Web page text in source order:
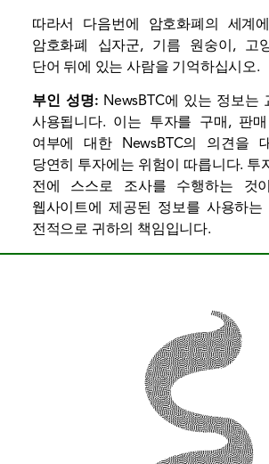
따라서 다음번에 암호화폐의 세계
암호화폐 십자군, 기름 원숭이, 고
단어 뒤에 있는 사람을 기억하십시오.
부인 성명: NewsBTC에 있는 정보는
사용됩니다. 이는 투자를 구매, 판
여부에 대한 NewsBTC의 의견을
당연히 투자에는 위험이 따릅니다. 투
전에 스스로 조사를 수행하는 것
웹사이트에 제공된 정보를 사용하
전적으로 귀하의 책임입니다.